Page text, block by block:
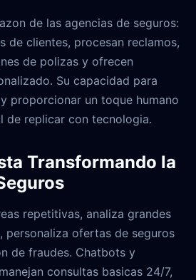
de las agencias de seguros:
de clientes, procesan reclamos,
de polizas y ofrecen
Su capacidad para
proporcionar un toque humano
de replicar con tecnologia.
Transformando la
repetitivas, analiza grandes
personaliza ofertas de seguros
de fraudes. Chatbots y
consultas basicas 24/7,